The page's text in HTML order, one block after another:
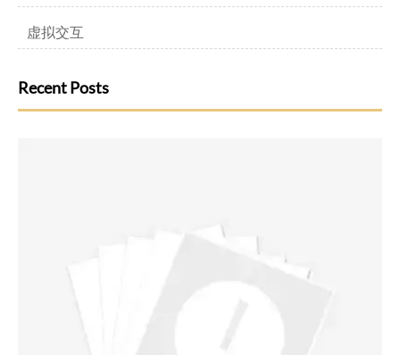
虚拟交互
Recent Posts